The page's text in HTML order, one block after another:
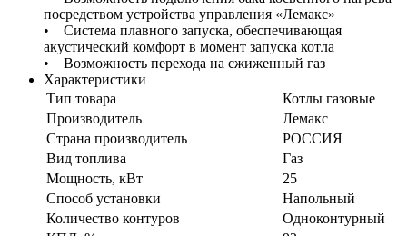
посредством устройства управления «Лемакс»
• Система плавного запуска, обеспечивающая
акустический комфорт в момент запуска котла
• Возможность перехода на сжиженный газ
Характеристики
Тип товара
Котлы газовые
Производитель
Лемакс
Страна производитель
РОССИЯ
Вид топлива
Газ
Мощность, кВт
25
Способ установки
Напольный
Количество контуров
Одноконтурный